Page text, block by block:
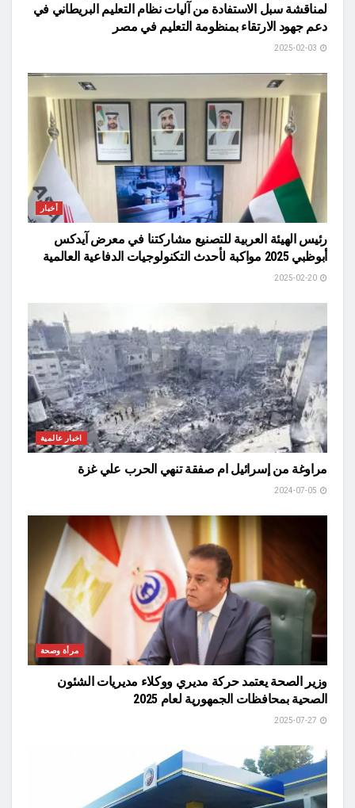
لمناقشة سبل الاستفادة من آليات نظام التعليم البريطاني في
دعم جهود الارتقاء بمنظومة التعليم في مصر
أخبار
رئيس الهيئة العربية للتصنيع مشاركتنا في معرض آيدكس
أبوظبي 2025 مواكبة لأحدث التكنولوجيات الدفاعية العالمية
اخبار عالمية
مراوغة من إسرائيل ام صفقة تنهي الحرب علي غزة
مرأة وصحة
وزير الصحة يعتمد حركة مديري ووكلاء مديريات الشئون
الصحية بمحافظات الجمهورية لعام 2025